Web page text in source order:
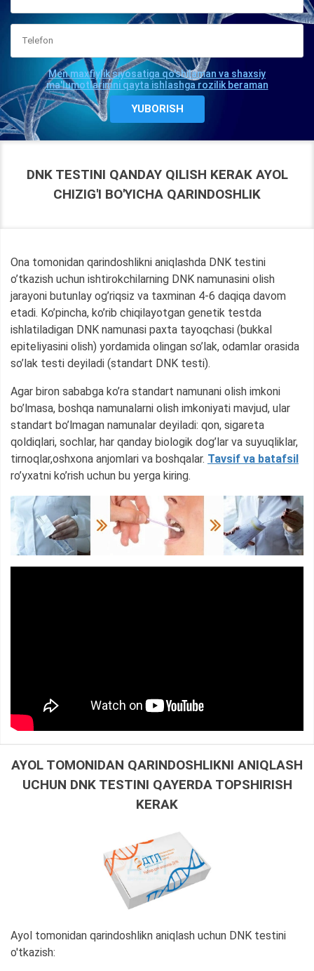
Men maxfiylik siyosatiga qo'shilaman va shaxsiy
ma'lumotlarimni qayta ishlashga rozilik beraman
DNK TESTINI QANDAY QILISH KERAK AYOL
CHIZIG'I BO'YICHA QARINDOSHLIK
Ona tomonidan qarindoshlikni aniqlashda DNK testini
o’tkazish uchun ishtirokchilarning DNK namunasini olish
jarayoni butunlay og’riqsiz va taxminan 4-6 daqiqa davom
etadi. Ko’pincha, ko’rib chiqilayotgan genetik testda
ishlatiladigan DNK namunasi paxta tayoqchasi (bukkal
epiteliyasini olish) yordamida olingan so’lak, odamlar orasida
so’lak testi deyiladi (standart DNK testi).
Agar biron sababga ko’ra standart namunani olish imkoni
bo’lmasa, boshqa namunalarni olish imkoniyati mavjud, ular
standart bo’lmagan namunalar deyiladi: qon, sigareta
qoldiqlari, sochlar, har qanday biologik dog’lar va suyuqliklar,
tirnoqlar,oshxona anjomlari va boshqalar. Tavsif va batafsil
ro’yxatni ko’rish uchun bu yerga kiring.
AYOL TOMONIDAN QARINDOSHLIKNI ANIQLASH
UCHUN DNK TESTINI QAYERDA TOPSHIRISH
KERAK
Ayol tomonidan qarindoshlikn aniqlash uchun DNK testini
o'tkazish: